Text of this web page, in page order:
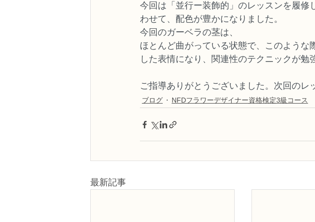
今回は「並行ー装飾的」のレッスンを履
わせて、配色が豊かになりました。
今回のガーベラの茎は、
ほとんど曲がっている状態で、このような
した表情になり、関連性のテクニックが勉
ご指導ありがとうございました。次回のレ
ブログ NFDフラワーデザイナー資格検定3級コース
最新記事